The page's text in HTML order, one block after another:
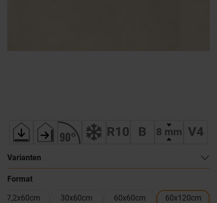
Varianten
Format
7,2x60cm 30x60cm 60x60cm 60x120cm